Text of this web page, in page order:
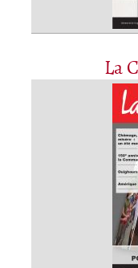
La